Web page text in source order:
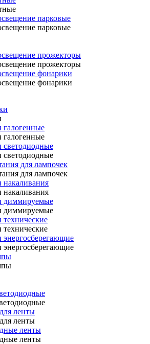
парковые
парковые
прожекторы
прожекторы
фонарики
фонарики
для лампочек
для лампочек
диммируемые
диммируемые
ленты
ленты
ленты
ленты